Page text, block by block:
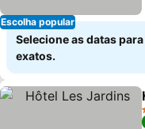
Escolha popular
Selecione as datas
exatos.